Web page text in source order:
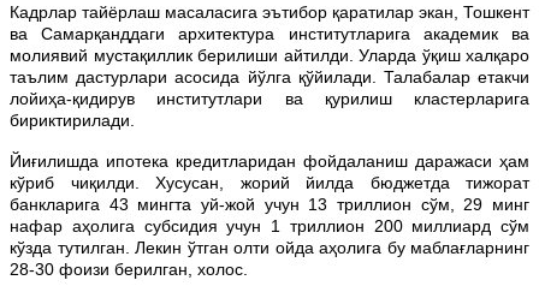
Кадрлар тайёрлаш масаласига эътибор қаратилар экан, Тошкент
ва Самарқанддаги архитектура институтларига академик ва
молиявий мустақиллик берилиши айтилди. Уларда ўқиш халқаро
таълим дастурлари асосида йўлга қўйилади. Талабалар етакчи
лойиҳа-қидирув институтлари ва қурилиш кластерларига
бириктирилади.
Йиғилишда ипотека кредитларидан фойдаланиш даражаси ҳам
кўриб чиқилди. Хусусан, жорий йилда бюджетда тижорат
банкларига 43 мингта уй-жой учун 13 триллион сўм, 29 минг
нафар аҳолига субсидия учун 1 триллион 200 миллиард сўм
кўзда тутилган. Лекин ўтган олти ойда аҳолига бу маблағларнинг
28-30 фоизи берилган, холос.